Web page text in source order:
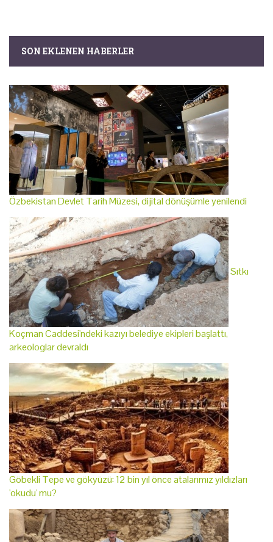
SON EKLENEN HABERLER
Özbekistan Devlet Tarih Müzesi, dijital dönüşümle yenilendi
Sıtkı
Koçman Caddesi'ndeki kazıyı belediye ekipleri başlattı,
arkeologlar devraldı
Göbekli Tepe ve gökyüzü: 12 bin yıl önce atalarımız yıldızları
'okudu' mu?